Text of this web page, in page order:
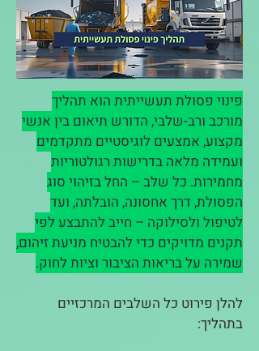
פינוי פסולת תעשייתית הוא תהליך
מורכב ורב-שלבי, הדורש תיאום בין אנשי
מקצוע, אמצעים לוגיסטיים מתקדמים
ועמידה מלאה בדרישות רגולטוריות
מחמירות. כל שלב – החל בזיהוי סוג
הפסולת, דרך אחסונה, הובלתה, ועד
לטיפול ולסילוקה – חייב להתבצע לפי
תקנים מדויקים כדי להבטיח מניעת זיהום,
שמירה על בריאות הציבור וציות לחוק.
להלן פירוט כל השלבים המרכזיים
בתהליך: